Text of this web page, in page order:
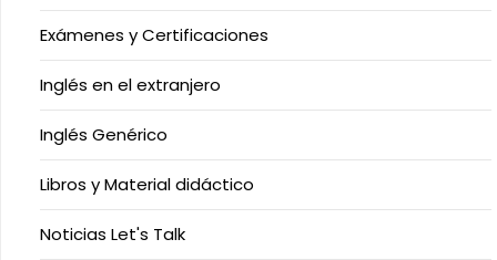
Exámenes y Certificaciones
Inglés en el extranjero
Inglés Genérico
Libros y Material didáctico
Noticias Let's Talk